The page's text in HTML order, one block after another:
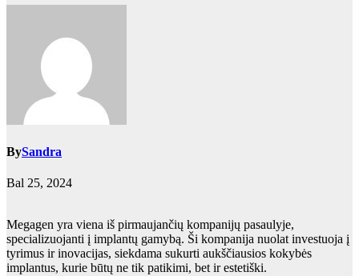
BySandra
Bal 25, 2024
Megagen yra viena iš pirmaujančių kompanijų pasaulyje,
specializuojanti į implantų gamybą. Ši kompanija nuolat investuoja į
tyrimus ir inovacijas, siekdama sukurti aukščiausios kokybės
implantus, kurie būtų ne tik patikimi, bet ir estetiški.